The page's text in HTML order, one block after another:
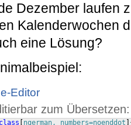
Dezember laufen
Kalenderwochen
eine Lösung?
Editor
zum Übersetzen:
ngerman, numbers=noenddot